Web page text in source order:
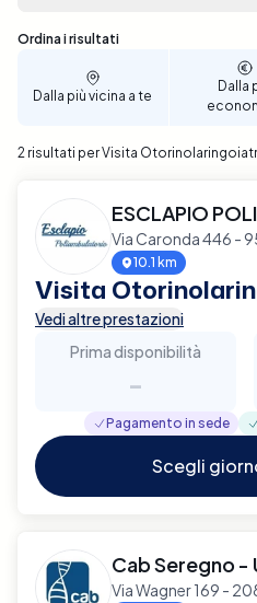
Sono stati trovati 2 risultati
Ordina i risultati
Dalla più vicina a te
Dalla
2 risultati per Visita
ESCLAPIO
Via Caronda 446 -
10.1 km
Visita
Vedi altre prestazioni
Prima disponibilità
-
Pagamento in sede
Scegli
Cab Seregno -
Via Wagner 169 -